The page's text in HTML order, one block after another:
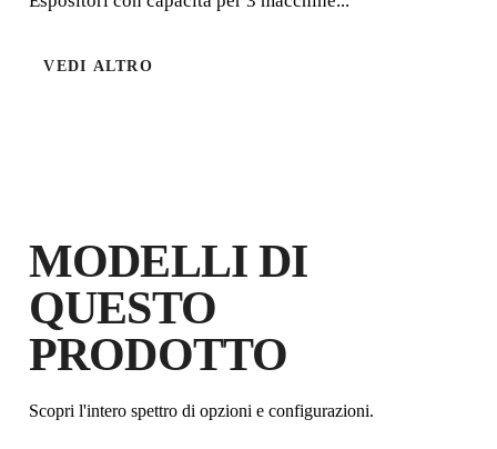
Espositori con capacità per 3 macchine manuali
VEDI ALTRO
MODELLI DI
QUESTO
PRODOTTO
Scopri l'intero spettro di opzioni e configurazioni.